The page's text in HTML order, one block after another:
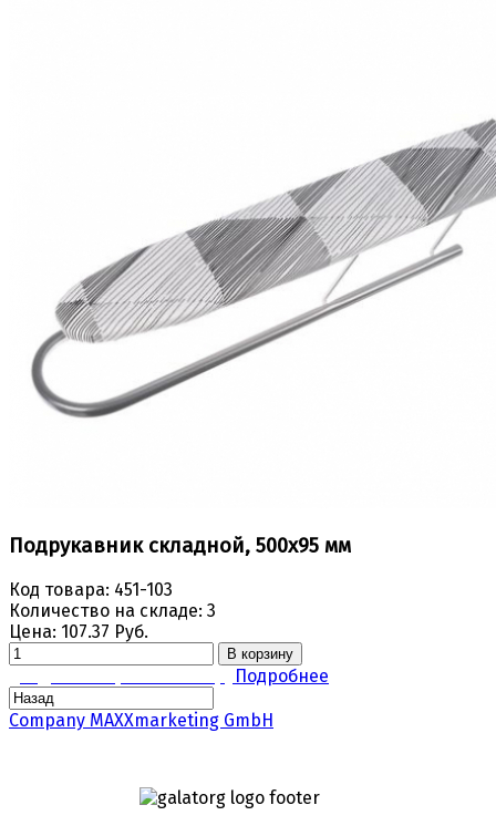
Подрукавник складной, 500х95 мм
Код товара: 451-103
Количество на складе: 3
Цена: 107.37 Руб.
В корзину
Подробнее
Company MAXXmarketing GmbH